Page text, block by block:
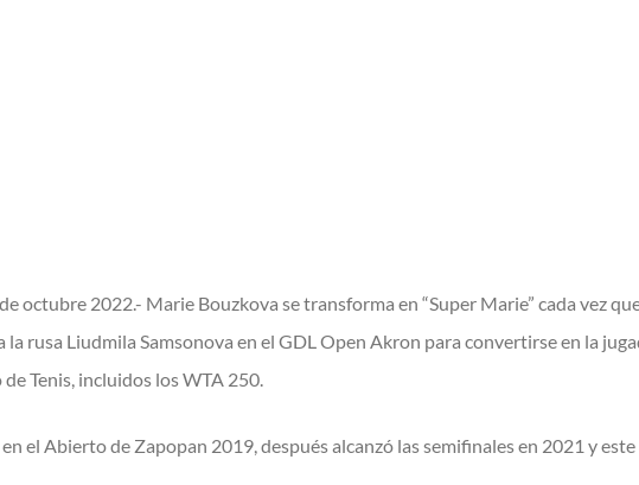
octubre 2022.- Marie Bouzkova se transforma en “Super Marie” cada vez
rusa Liudmila Samsonova en el GDL Open Akron para convertirse en la
Tenis, incluidos los WTA 250.
el Abierto de Zapopan 2019, después alcanzó las semifinales en 2021 y